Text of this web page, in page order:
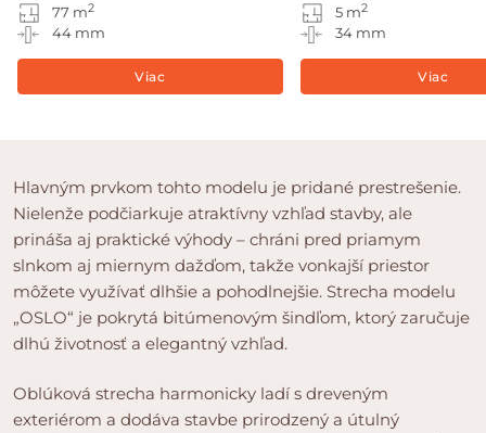
77 m2
44 mm
Viac
5 m2
34 mm
Viac
Hlavným prvkom tohto modelu je pridané prestrešenie.
Nielenže podčiarkuje atraktívny vzhľad stavby, ale
prináša aj praktické výhody – chráni pred priamym
slnkom aj miernym dažďom, takže vonkajší priestor
môžete využívať dlhšie a pohodlnejšie. Strecha modelu
„OSLO“ je pokrytá bitúmenovým šindľom, ktorý zaručuje
dlhú životnosť a elegantný vzhľad.
Oblúková strecha harmonicky ladí s dreveným
exteriérom a dodáva stavbe prirodzený a útulný